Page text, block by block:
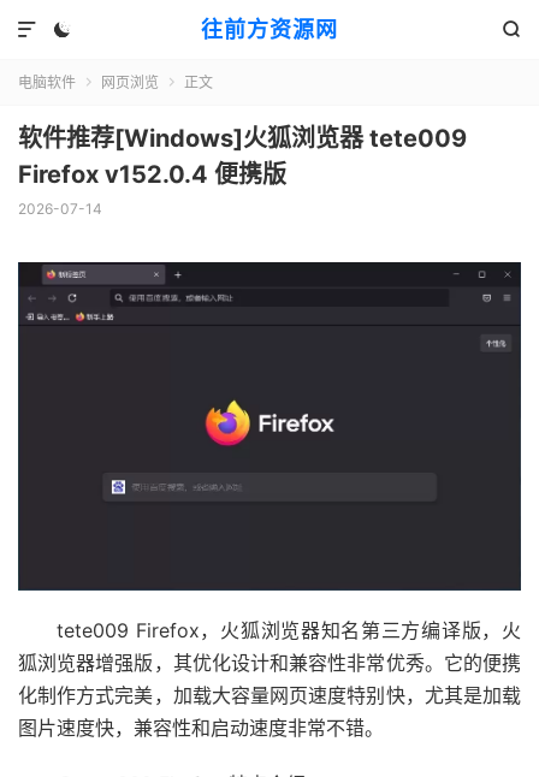
往前方资源网
 

电脑软件  网页浏览  正文
软件推荐[Windows]火狐浏览器 tete009
Firefox v152.0.4 便携版
2026-07-14
tete009 Firefox，火狐浏览器知名第三方编译版，火
狐浏览器增强版，其优化设计和兼容性非常优秀。它的便携
化制作方式完美，加载大容量网页速度特别快，尤其是加载
图片速度快，兼容性和启动速度非常不错。